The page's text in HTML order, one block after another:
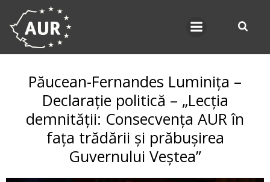
Păucean-Fernandes Luminița –
Declarație politică – „Lecția
demnității: Consecvența AUR în
fața trădării și prăbușirea
Guvernului Veștea”